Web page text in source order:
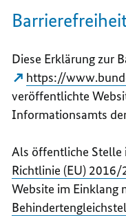
Diese Erklärung zur
https://
veröffentlichte
Informationsamts
Als öffentliche Stelle
Richtlinie (EU) 2016/
Website im Einklang